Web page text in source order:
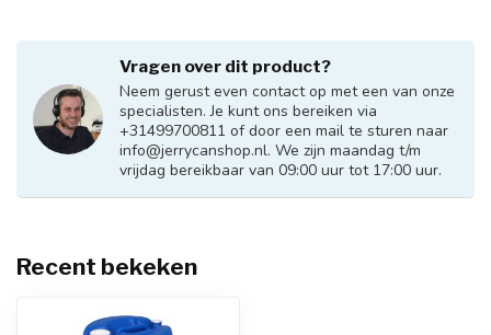
Vragen over dit product?
Neem gerust even contact op met een van onze
specialisten. Je kunt ons bereiken via
+31499700811 of door een mail te sturen naar
info@jerrycanshop.nl. We zijn maandag t/m
vrijdag bereikbaar van 09:00 uur tot 17:00 uur.
Recent bekeken